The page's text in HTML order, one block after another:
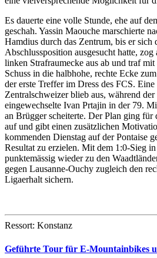
Es dauerte eine volle Stunde, ehe auf
geschah. Yassin Maouche marschierte
Hamdius durch das Zentrum, bis er sich
Abschlussposition ausgesucht hatte,
linken Strafraumecke aus ab und traf mit
Schuss in die halbhohe, rechte Ecke
der erste Treffer im Dress des FCS.
Zentralschweizer blieb aus, während
eingewechselte Ivan Prtajin in der 79.
an Brügger scheiterte. Der Plan ging für
auf und gibt einen zusätzlichen
kommenden Dienstag auf der Pontaise
Resultat zu erzielen. Mit dem 1:0-Sieg
punktemässig wieder zu den
gegen Lausanne-Ouchy zugleich den
Ligaerhalt sichern.
Ressort: Konstanz
Geführte Tour für E-Mountainbikes